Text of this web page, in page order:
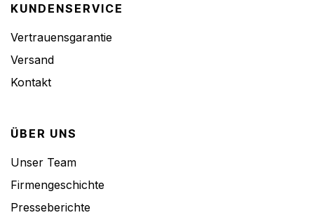
KUNDENSERVICE
Vertrauensgarantie
Versand
Kontakt
ÜBER UNS
Unser Team
Firmengeschichte
Presseberichte